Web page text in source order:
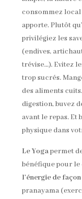
consommez
apporte. Plutôt
privilégiez les
(endives,
trévise…). Evitez
trop sucrés.
des aliments
digestion, buvez
avant le repas. Et
physique dans
Le Yogapermet
bénéfique pour le
l’énergie de
pranayama